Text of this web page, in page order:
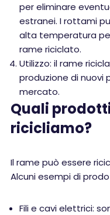
per eliminare
estranei. I rottami
alta temperatura
rame riciclato.
Utilizzo: il rame
produzione di nuovi
mercato.
Quali
ricicliamo?
Il rame può essere
Alcuni esempi di
Fili e cavi elettrici: